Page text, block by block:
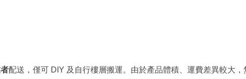
配送，僅可 DIY 及自行樓層搬運。由於產品體積、運費差異較大